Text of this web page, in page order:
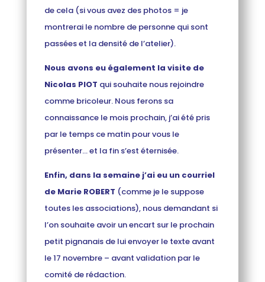
de cela (si vous avez des photos = je
montrerai le nombre de personne qui sont
passées et la densité de l’atelier).
Nous avons eu également la visite de
Nicolas PIOT qui souhaite nous rejoindre
comme bricoleur. Nous ferons sa
connaissance le mois prochain, j’ai été pris
par le temps ce matin pour vous le
présenter… et la fin s’est éternisée.
Enfin, dans la semaine j’ai eu un courriel
de Marie ROBERT (comme je le suppose
toutes les associations), nous demandant si
l’on souhaite avoir un encart sur le prochain
petit pignanais de lui envoyer le texte avant
le 17 novembre – avant validation par le
comité de rédaction.